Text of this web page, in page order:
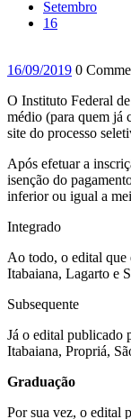
Setembro
16
16/09/2019 0
O Instituto Federal
médio (para quem já
site do processo
Após efetuar a
isenção do
inferior ou igual a
Integrado
Ao todo, o edital que
Itabaiana, Lagarto e
Subsequente
Já o edital publicado
Itabaiana, Propriá,
Graduação
Por sua vez, o edital